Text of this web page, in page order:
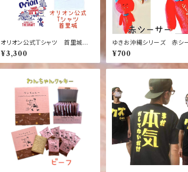
オリオン公式Tシャツ 首里城
デザイン 白 紺 竜 龍 ネイ
ビー ホワイト バックブリント
ワンポイント【お土産】【沖縄】【定
¥3,300
ゆきお沖縄シリーズ 赤シ
【お土産】【限定】【ご当地】
ット】【ゆるかわ】【大好評】
ション】
¥700